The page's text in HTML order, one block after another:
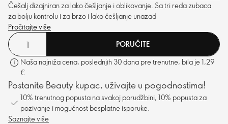
Češalj dizajniran za lako češljanje i oblikovanje. Sa tri reda zubaca
za bolju kontrolu i za brzo i lako češljanje unazad
Pročitajte više
PORUČITE
Naša najniža cena, poslednjih 30 dana pre trenutne, bila je 1,29
€
Postanite Beauty kupac, uživajte u pogodnostima!
10% trenutnog popusta na svakoj porudžbini, 10% popusta za
pozivanje i mogućnost besplatne isporuke.
Saznajte više